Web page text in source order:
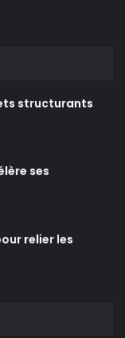
structurants
ses
relier les